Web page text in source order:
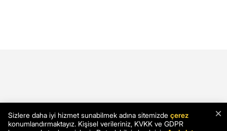
×
Sizlere daha iyi hizmet sunabilmek adına sitemizde çerez
konumlandırmaktayız. Kişisel verileriniz, KVKK ve GDPR